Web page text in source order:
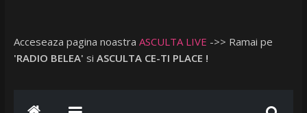
Acceseaza pagina noastra ASCULTA LIVE ->> Ramai pe
'RADIO BELEA' si ASCULTA CE-TI PLACE !